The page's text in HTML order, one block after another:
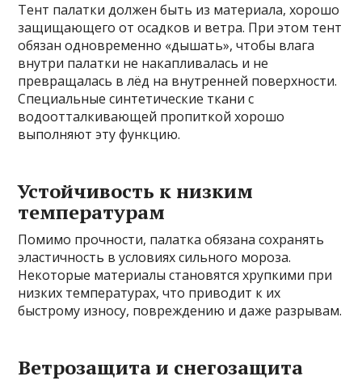
Тент палатки должен быть из материала, хорошо
защищающего от осадков и ветра. При этом тент
обязан одновременно «дышать», чтобы влага
внутри палатки не накапливалась и не
превращалась в лёд на внутренней поверхности.
Специальные синтетические ткани с
водоотталкивающей пропиткой хорошо
выполняют эту функцию.
Устойчивость к низким
температурам
Помимо прочности, палатка обязана сохранять
эластичность в условиях сильного мороза.
Некоторые материалы становятся хрупкими при
низких температурах, что приводит к их
быстрому износу, повреждению и даже разрывам.
Ветрозащита и снегозащита